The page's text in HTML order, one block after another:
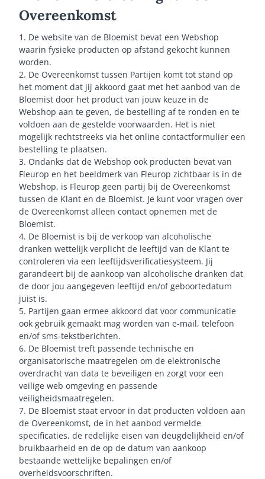
Overeenkomst
1. De website van de Bloemist bevat een Webshop
waarin fysieke producten op afstand gekocht kunnen
worden.
2. De Overeenkomst tussen Partijen komt tot stand op
het moment dat jij akkoord gaat met het aanbod van de
Bloemist door het product van jouw keuze in de
Webshop aan te geven, de bestelling af te ronden en te
voldoen aan de gestelde voorwaarden. Het is niet
mogelijk rechtstreeks via het online contactformulier een
bestelling te plaatsen.
3. Ondanks dat de Webshop ook producten bevat van
Fleurop en het beeldmerk van Fleurop zichtbaar is in de
Webshop, is Fleurop geen partij bij de Overeenkomst
tussen de Klant en de Bloemist. Je kunt voor vragen over
de Overeenkomst alleen contact opnemen met de
Bloemist.
4. De Bloemist is bij de verkoop van alcoholische
dranken wettelijk verplicht de leeftijd van de Klant te
controleren via een leeftijdsverificatiesysteem. Jij
garandeert bij de aankoop van alcoholische dranken dat
de door jou aangegeven leeftijd en/of geboortedatum
juist is.
5. Partijen gaan ermee akkoord dat voor communicatie
ook gebruik gemaakt mag worden van e-mail, telefoon
en/of sms-tekstberichten.
6. De Bloemist treft passende technische en
organisatorische maatregelen om de elektronische
overdracht van data te beveiligen en zorgt voor een
veilige web omgeving en passende
veiligheidsmaatregelen.
7. De Bloemist staat ervoor in dat producten voldoen aan
de Overeenkomst, de in het aanbod vermelde
specificaties, de redelijke eisen van deugdelijkheid en/of
bruikbaarheid en de op de datum van aankoop
bestaande wettelijke bepalingen en/of
overheidsvoorschriften.